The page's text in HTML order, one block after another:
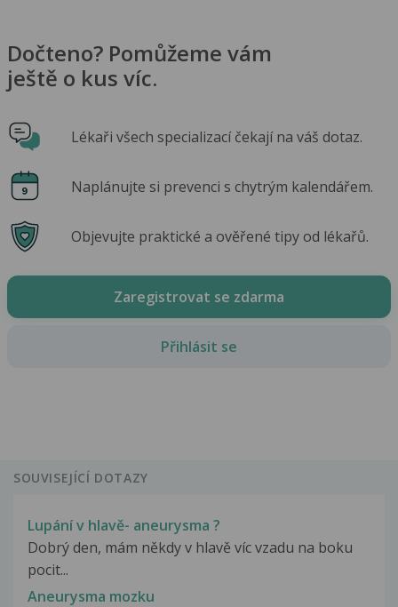
Dočteno? Pomůžeme vám
ještě o kus víc.
Lékaři všech specializací čekají na váš dotaz.
Naplánujte si prevenci s chytrým kalendářem.
Objevujte praktické a ověřené tipy od lékařů.
Zaregistrovat se zdarma
Přihlásit se
SOUVISEJÍCÍ DOTAZY
Lupání v hlavě- aneurysma ?
Dobrý den, mám někdy v hlavě víc vzadu na boku
pocit...
Aneurysma mozku